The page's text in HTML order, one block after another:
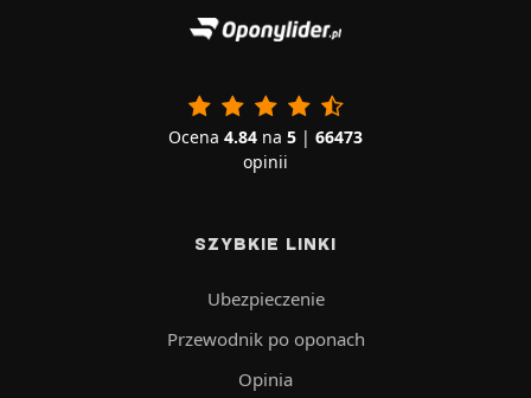
Ocena 4.84 na 5 | 66473
opinii
SZYBKIE LINKI
Ubezpieczenie
Przewodnik po oponach
Opinia